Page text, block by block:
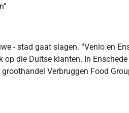
- stad gaat slagen. “Venlo en
die Duitse klanten. In
Verbruggen Food